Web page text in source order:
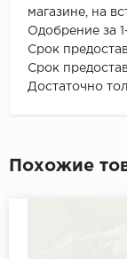
магазине, на
Одобрение за
Срок
Срок
Достаточно
Похожие